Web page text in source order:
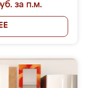
за п.м.